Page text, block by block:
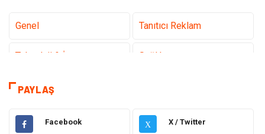
Genel Tanıtıcı Reklam
Teknoloji & İnternet Sağlık
Eğitim & Kariyer
Gündem Hukuk
PAYLAŞ
Facebook X X / Twitter